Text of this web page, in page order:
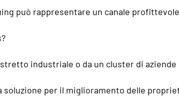
può rappresentare un canale
industriale o da un cluster di
per il miglioramento delle